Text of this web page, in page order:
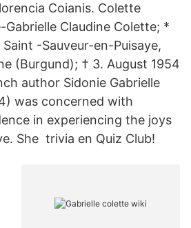
Coianis. Colette
Gabrielle Claudine Colette; *
-Sauveur-en-Puisaye,
(Burgund); † 3. August 1954
author Sidonie Gabrielle
was concerned with
in experiencing the joys
She trivia en Quiz Club!